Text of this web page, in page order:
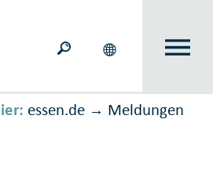
essen.de → Meldungen